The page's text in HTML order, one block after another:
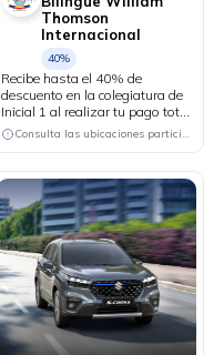
Thomson
Internacional
40%
Recibe hasta el 40% de
descuento en la colegiatura de
Inicial 1 al realizar tu pago total
anual a 10 meses sin
intereses.
Consulta las ubicaciones participantes